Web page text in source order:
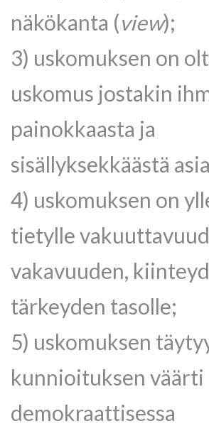
näkökanta (view);
3) uskomuksen on
uskomus jostakin
painokkaasta ja
sisällyksekkäästä
4) uskomuksen on
tietylle
vakavuuden,
tärkeyden tasolle;
5) uskomuksen
kunnioituksen väärti
demokraattisessa